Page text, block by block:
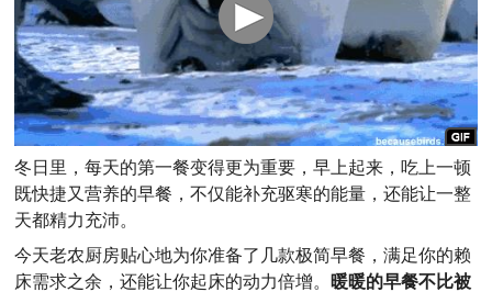
冬日里，每天的第一餐变得更为重要，早上起来，吃上一顿
既快捷又营养的早餐，不仅能补充驱寒的能量，还能让一整
天都精力充沛。
今天老农厨房贴心地为你准备了几款极简早餐，满足你的赖
床需求之余，还能让你起床的动力倍增。 暖暖的早餐不比被